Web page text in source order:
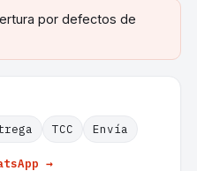
por defectos de
TCC Envía
→